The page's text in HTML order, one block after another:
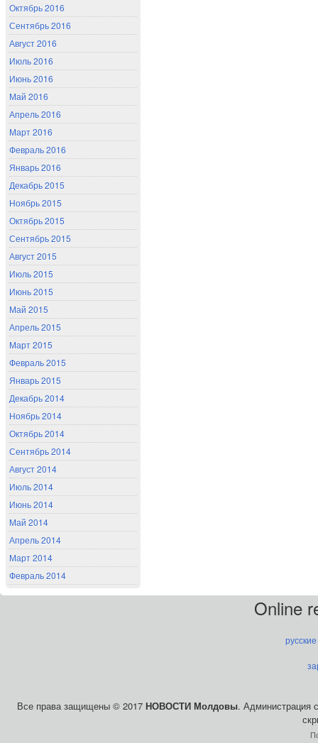
Октябрь 2016
Сентябрь 2016
Август 2016
Июль 2016
Июнь 2016
Май 2016
Апрель 2016
Март 2016
Февраль 2016
Январь 2016
Декабрь 2015
Ноябрь 2015
Октябрь 2015
Сентябрь 2015
Август 2015
Июль 2015
Июнь 2015
Май 2015
Апрель 2015
Март 2015
Февраль 2015
Январь 2015
Декабрь 2014
Ноябрь 2014
Октябрь 2014
Сентябрь 2014
Август 2014
Июль 2014
Июнь 2014
Май 2014
Апрель 2014
Март 2014
Февраль 2014
Online
Все права защищены © 2017 НОВОСТИ Молдовы. Администрация